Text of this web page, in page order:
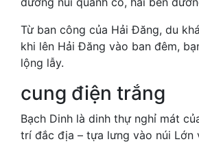
Từ ban công của Hải Đăng, du
khi lên Hải Đăng vào ban đêm,
lộng lẫy.
cung điện trắng
Bạch Dinh là dinh thự nghỉ mát
trí đắc địa – tựa lưng vào núi Lớn